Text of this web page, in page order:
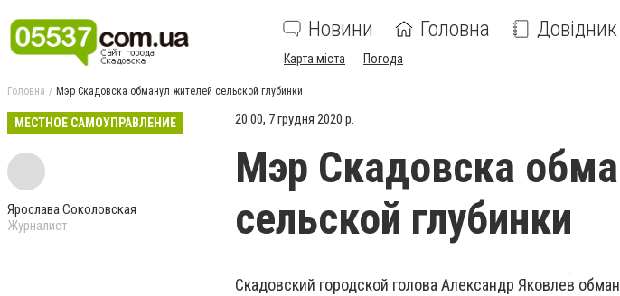
Новини Головна Довідник
Карта міста Погода
Головна Мэр Скадовска обманул жителей сельской глубинки
МЕСТНОЕ САМОУПРАВЛЕНИЕ
Ярослава Соколовская
Журналист
20:00, 7 грудня 2020 р.
Мэр Скадовска
сельской глубинки
Скадовский городской голова Александр Яковлев